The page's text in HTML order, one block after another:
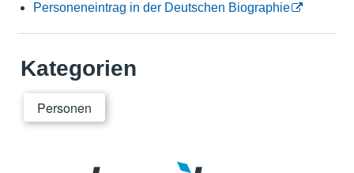
Personeneintrag in der Deutschen Biographie
Kategorien
Personen